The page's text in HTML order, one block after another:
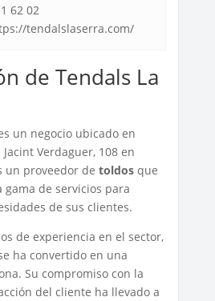
62 02
tendalslaserra.com/
de Tendals La
un negocio ubicado en
Verdaguer, 108 en
un proveedor de toldosque
de servicios para
de sus clientes.
de experiencia en el sector,
ha convertido en una
Su compromiso con la
del cliente ha llevado a